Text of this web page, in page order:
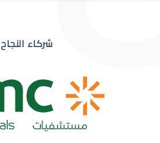
ضعف نظر مفاجئشركاء النجاح